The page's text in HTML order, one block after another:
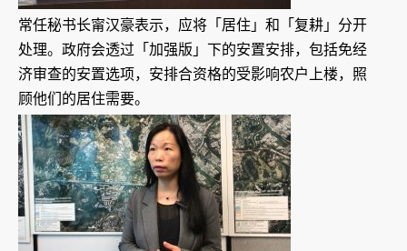
常任秘书长甯汉豪表示，应将「居住」和「复耕」分开
处理。政府会透过「加强版」下的安置安排，包括免经
济审查的安置选项，安排合资格的受影响农户上楼，照
顾他们的居住需要。